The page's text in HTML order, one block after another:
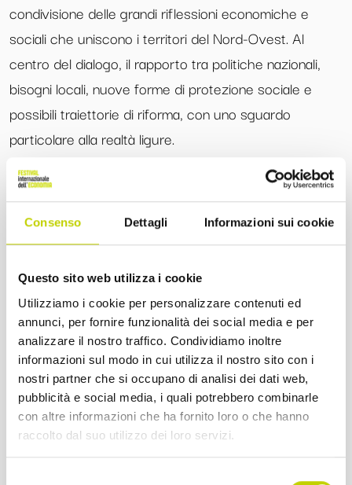
Consenso Dettagli Informazioni sui cookie
Questo sito web utilizza i cookie
Utilizziamo i cookie per personalizzare contenuti ed
annunci, per fornire funzionalità dei social media e per
analizzare il nostro traffico. Condividiamo inoltre
informazioni sul modo in cui utilizza il nostro sito con i
nostri partner che si occupano di analisi dei dati web,
pubblicità e social media, i quali potrebbero combinarle
con altre informazioni che ha fornito loro o che hanno
raccolto dal suo utilizzo dei loro servizi.
condivisione delle grandi riflessioni economiche e
sociali che uniscono i territori del Nord-Ovest. Al
centro del dialogo, il rapporto tra politiche nazionali,
bisogni locali, nuove forme di protezione sociale e
possibili traiettorie di riforma, con uno sguardo
particolare alla realtà ligure.
All’incontro parteciperanno la
Sindaca di Genova Silvia
Salis, ilDirettore Scientificodel FestivalTito Boeri, il
Segretario Generale della Fondazione Compagnia di
San Paolo Alberto Anfossi, ilPresidente della Camera
di Commercio di Genova Luigi Attanasio
coordinatore del TOLC – Torino Local Committee
Pietro Garibaldie ilDirettore Generale del Patronato
Epasa-Itaco Valter Marani. ModeraMarta
Buonadonna, giornalista del TGR Liguria.
Lunedì 22 giugno 2026 | Ore 17.00
Palazzo Tobia Pallavicino—Camera di